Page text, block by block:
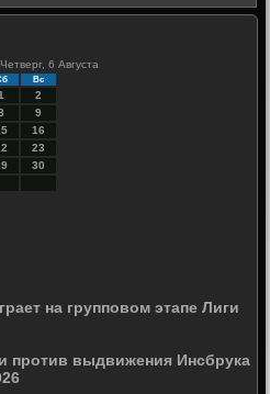
6 Августа
Вс
2
9
16
23
30
на групповом этапе Лиги
против выдвижения Инсбрука